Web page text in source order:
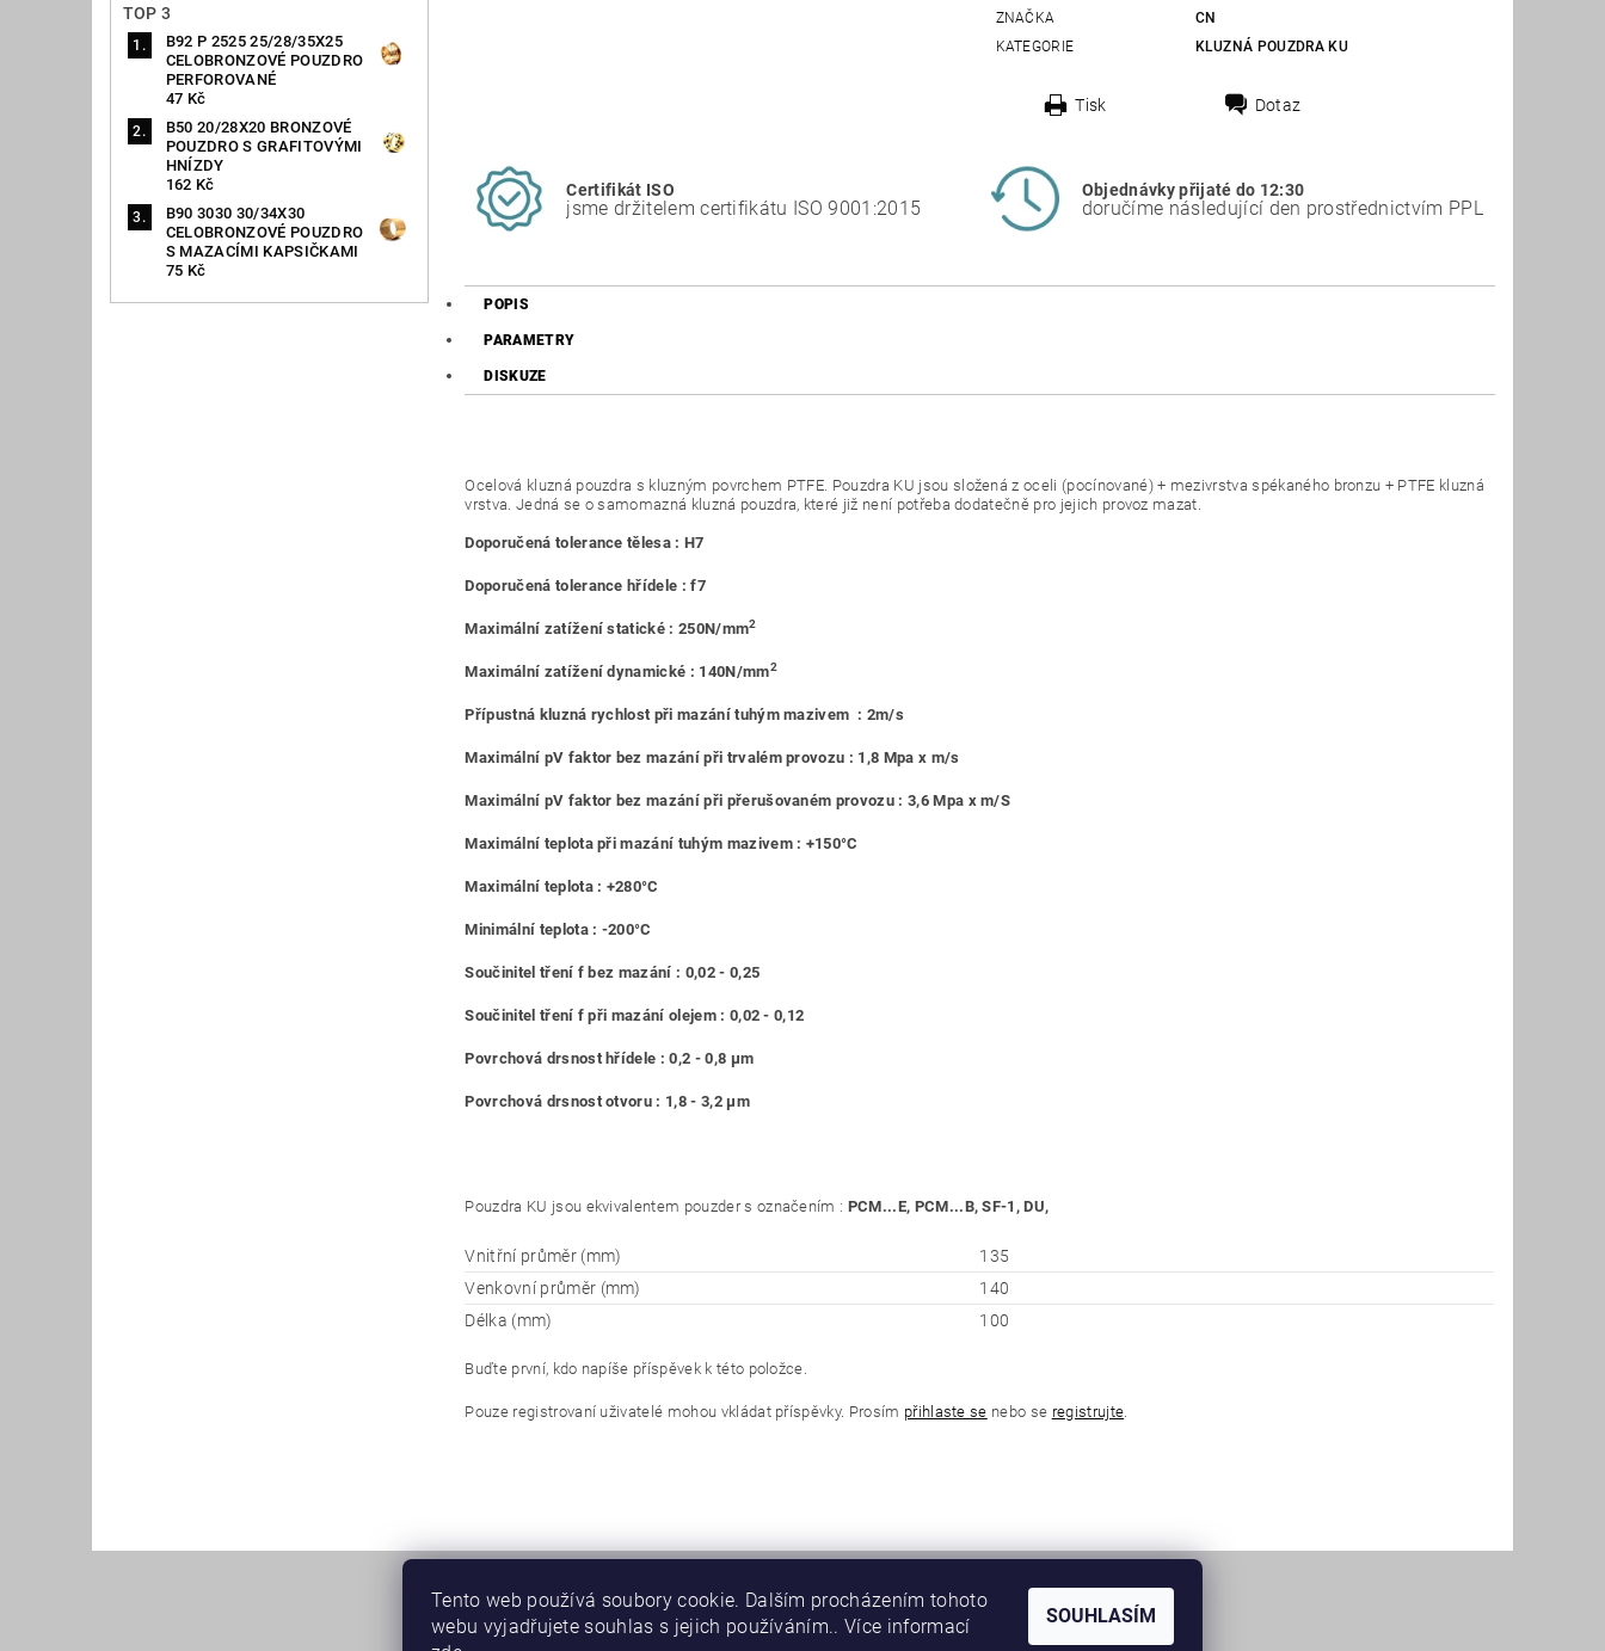
TOP 3
B92 P 2525 25/28/35X25
CELOBRONZOVÉ POUZDRO
PERFOROVANÉ
47 Kč
B50 20/28X20 BRONZOVÉ
POUZDRO S GRAFITOVÝMI
HNÍZDY
162 Kč
B90 3030 30/34X30
CELOBRONZOVÉ POUZDRO
S MAZACÍMI KAPSIČKAMI
75 Kč
ZNAČKA
CN
KATEGORIE
KLUZNÁ POUZDRA KU
Tisk Dotaz
Certifikát ISO
jsme držitelem certifikátu ISO 9001:2015
Objednávky přijaté do 12:30
doručíme následující den prostřednictvím PPL
POPIS
PARAMETRY
DISKUZE
Ocelová kluzná pouzdra s kluzným povrchem PTFE. Pouzdra KU jsou složená z oceli (pocínované) + mezivrstva spékaného bronzu + PTFE kluzná
vrstva. Jedná se o samomazná kluzná pouzdra, které již není potřeba dodatečně pro jejich provoz mazat.
Doporučená tolerance tělesa : H7
Doporučená tolerance hřídele : f7
Maximální zatížení statické : 250N/mm2
Maximální zatížení dynamické : 140N/mm2
Přípustná kluzná rychlost při mazání tuhým mazivem : 2m/s
Maximální pV faktor bez mazání při trvalém provozu : 1,8 Mpa x m/s
Maximální pV faktor bez mazání při přerušovaném provozu : 3,6 Mpa x m/S
Maximální teplota při mazání tuhým mazivem : +150°C
Maximální teplota : +280°C
Minimální teplota : -200°C
Součinitel tření f bez mazání : 0,02 - 0,25
Součinitel tření f při mazání olejem : 0,02 - 0,12
Povrchová drsnost hřídele : 0,2 - 0,8 μm
Povrchová drsnost otvoru : 1,8 - 3,2 μm
Pouzdra KU jsou ekvivalentem pouzder s označením : PCM...E, PCM...B, SF-1, DU,
Vnitřní průměr (mm)
135
Venkovní průměr (mm)
140
Délka (mm)
100
Buďte první, kdo napíše příspěvek k této položce.
Pouze registrovaní uživatelé mohou vkládat příspěvky. Prosím přihlaste se nebo se registrujte.
Tento web používá soubory cookie. Dalším procházením tohoto
webu vyjadřujete souhlas s jejich používáním.. Více informací
SOUHLASÍM